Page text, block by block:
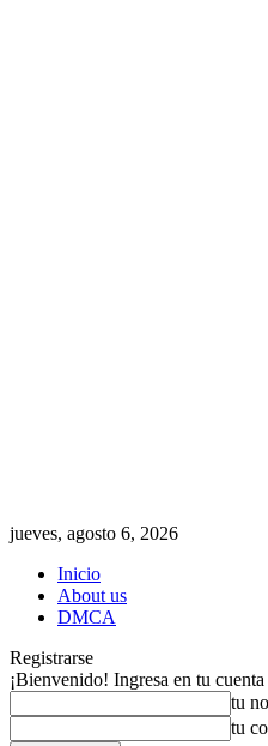
jueves, agosto 6, 2026
Inicio
About us
DMCA
Registrarse
¡Bienvenido! Ingresa en tu cuenta
tu
tu